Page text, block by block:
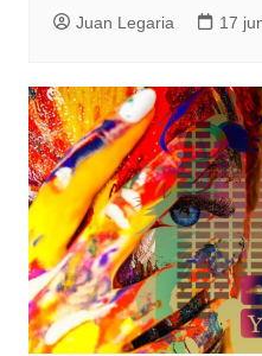
Juan Legaria 17